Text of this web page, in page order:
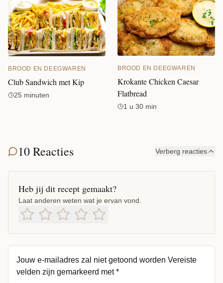
BROOD EN DEEGWAREN
Club Sandwich met Kip
25 minuten
BROOD EN DEEGWAREN
Krokante Chicken Caesar
Flatbread
1 u 30 min
10 Reacties Verberg reacties
Heb jij dit recept gemaakt?
Laat anderen weten wat je ervan vond.
Jouw e-mailadres zal niet getoond worden Vereiste
velden zijn gemarkeerd met*